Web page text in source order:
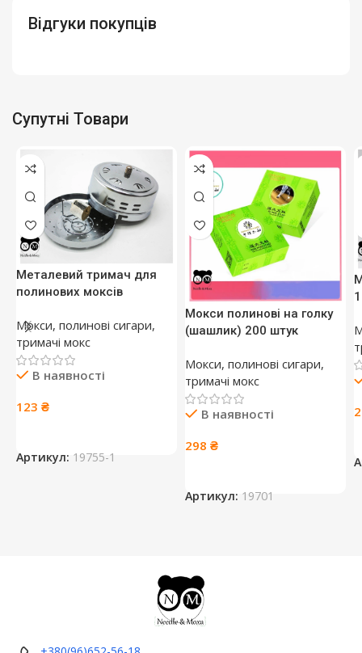
Відгуки покупців
Супутні Товари
Металевий тримач для
полинових моксів
Мокси, полинові сигари,
тримачі мокс
В наявності
123 ₴
Артикул: 19755-1
Мокси полинові на голку
(шашлик) 200 штук
Мокси, полинові сигари,
тримачі мокс
В наявності
298 ₴
Артикул: 19701